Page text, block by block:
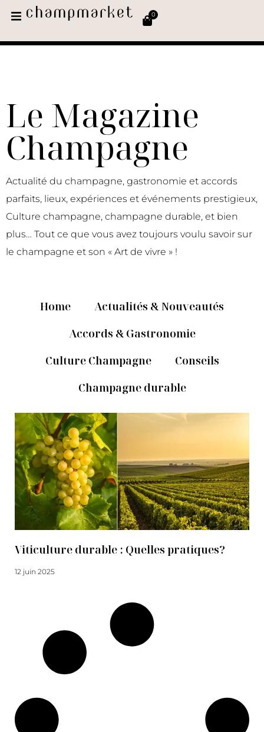
0
Le Magazine
Champagne
Actualité du champagne, gastronomie et accords
parfaits, lieux, expériences et événements prestigieux,
Culture champagne, champagne durable, et bien
plus… Tout ce que vous avez toujours voulu savoir sur
le champagne et son « Art de vivre » !
Home
Actualités & Nouveautés
Accords & Gastronomie
Culture Champagne
Conseils
Champagne durable
Viticulture durable : Quelles pratiques?
12 juin 2025